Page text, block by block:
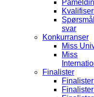
svar
Konkurranser
Miss
Miss
Finalister